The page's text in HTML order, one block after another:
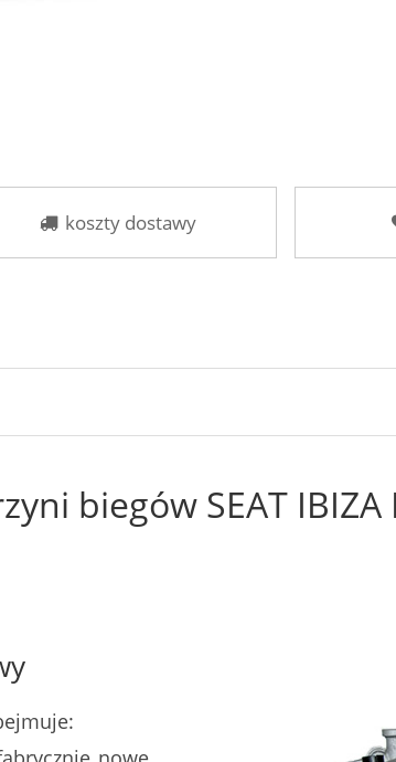
koszty dostawy
biegów SEAT IBIZA